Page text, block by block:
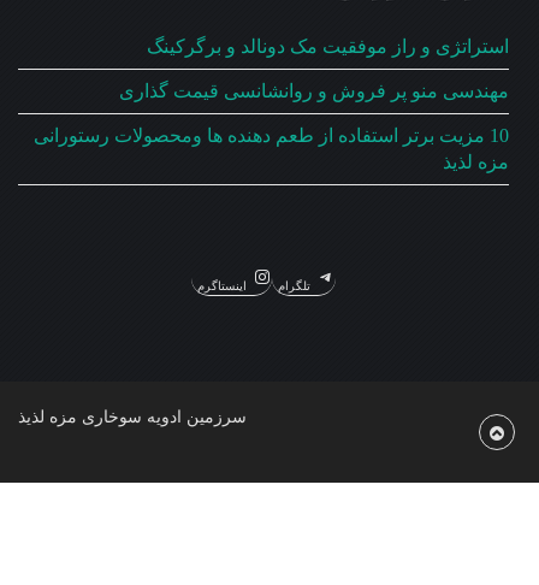
استراتژی و راز موفقیت مک دونالد و برگرکینگ
مهندسی منو پر فروش و روانشانسی قیمت گذاری
10 مزیت برتر استفاده از طعم دهنده ها ومحصولات رستورانی
مزه لذیذ
تلگرام اینستاگرم
سرزمین ادویه سوخاری مزه لذیذ